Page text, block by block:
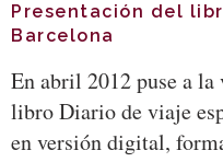
Presentación del
Barcelona
En abril 2012 puse a
libro Diario de viaje
en versión digital,